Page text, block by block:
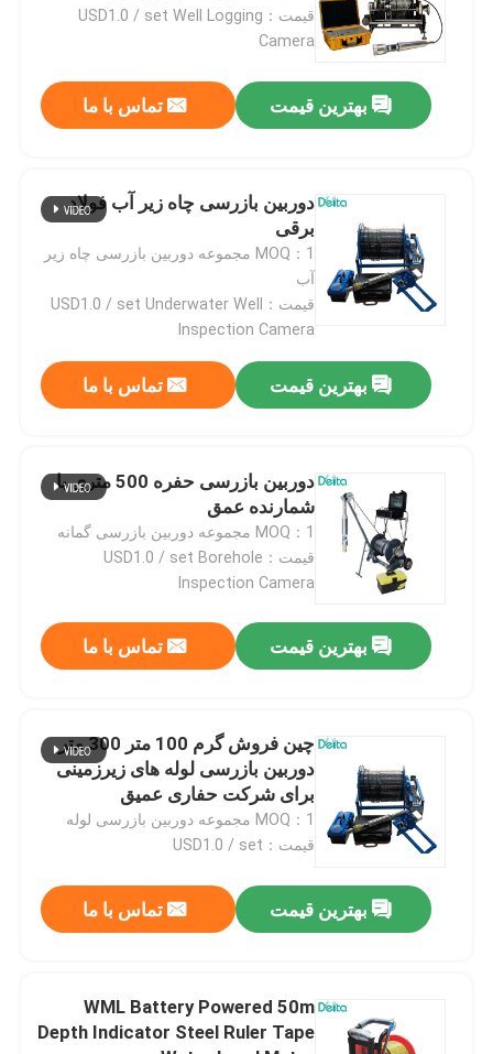
خونه
درباره ما
کنترل کیفیت
با ما تماس بگیرید
درخواست نقل قول
تجهیزات تست آتش سوزی
قیمت：USD1.0 / set Well Logging
Camera
بهترین قیمت تماس با ما
دوربین بازرسی چاه زیر آب فولاد
برقی
MOQ：1 مجموعه دوربین بازرسی چاه زیر
آب
قیمت：USD1.0 / set Underwater Well
Inspection Camera
بهترین قیمت تماس با ما
دوربین بازرسی حفره 500 متری با
شمارنده عمق
MOQ：1 مجموعه دوربین بازرسی گمانه
قیمت：USD1.0 / set Borehole
Inspection Camera
بهترین قیمت تماس با ما
چين فروش گرم 100 متر 300 متر
دوربین بازرسی لوله های زیرزمینی
برای شرکت حفاری عمیق
MOQ：1 مجموعه دوربین بازرسی لوله
قیمت：USD1.0 / set
بهترین قیمت تماس با ما
WML Battery Powered 50m
Depth Indicator Steel Ruler Tape